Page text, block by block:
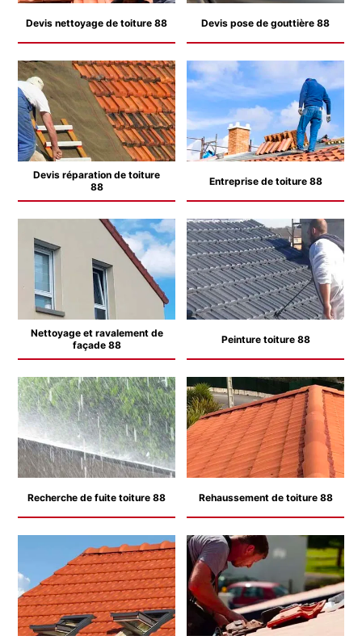
Devis nettoyage de toiture 88 Devis pose de gouttière 88
Devis réparation de toiture
88
Entreprise de toiture 88
Nettoyage et ravalement de
façade 88
Peinture toiture 88
Recherche de fuite toiture 88 Rehaussement de toiture 88